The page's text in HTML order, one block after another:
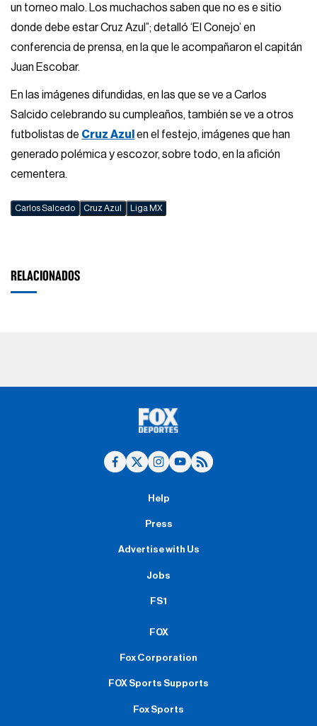
un torneo malo. Los muchachos saben que no es e sitio
donde debe estar Cruz Azul”; detalló ‘El Conejo’ en
conferencia de prensa, en la que le acompañaron el capitán
Juan Escobar.
En las imágenes difundidas, en las que se ve a Carlos
Salcido celebrando su cumpleaños, también se ve a otros
futbolistas de Cruz Azul en el festejo, imágenes que han
generado polémica y escozor, sobre todo, en la afición
cementera.
Carlos Salcedo Cruz Azul Liga MX
RELACIONADOS
Help
Press
Advertise with Us
Jobs
FS1
FOX
Fox Corporation
FOX Sports Supports
Fox Sports